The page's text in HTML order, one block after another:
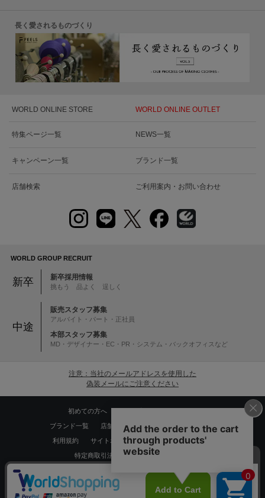
長く愛されるものづくり
WORLD ONLINE STORE WORLD ONLINE OUTLET
特集ページ一覧 NEWS一覧
キャンペーン一覧 ブランド一覧
店舗検索 ご利用案内・お問い合わせ
WORLD GROUP RECRUIT
新卒 新卒採用情報
挑もう 品よく 逞しく
中途
販売スタッフ募集
アルバイト・パート・正社員
本部スタッフ募集
MD・デザイナー・EC・PR・システム・バックオフィスなど
注意：当社のメールアドレスを使用した
偽装メールにご注意ください
初めての方へ
ブランド一覧 店舗検索 企業情報 株主優待制度
利用規約 サイトポリシー プライバシーポリシー
特定商取引法に基づく表記
Copyrights © WORLD CO.,LTD. All rights reserved.